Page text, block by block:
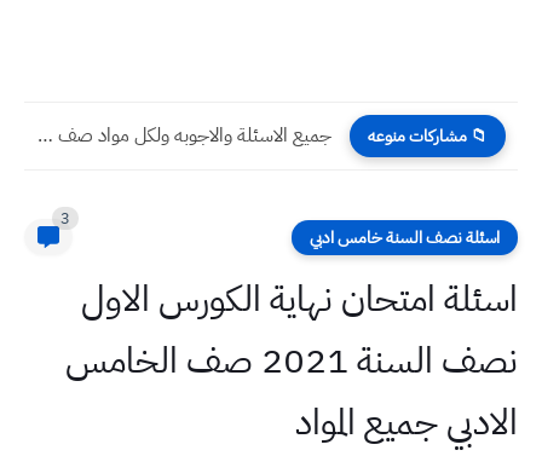
📁 مشاركات منوعه جميع اسئلة الوزاري الثالث المتوسط 2023
اسئلة نصف السنة خامس ادبي
3
اسئلة امتحان نهاية الكورس الاول
نصف السنة 2021 صف الخامس
الادبي جميع المواد